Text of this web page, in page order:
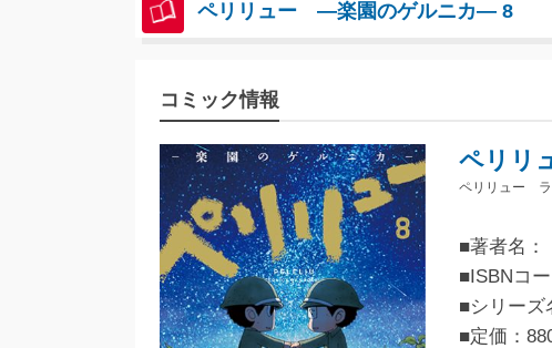
ペリリュー ―楽園のゲルニカ― 8
コミック情報
ペリリ
ペリリュー
■著者名：
■ISBNコ
■シリーズ
■定価：